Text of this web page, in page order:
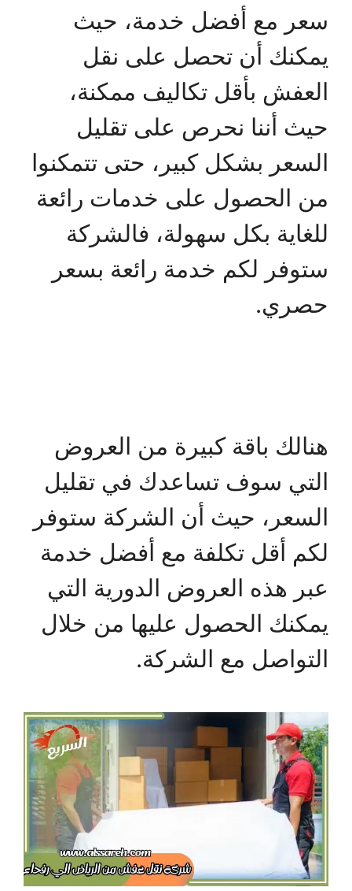
سعر مع أفضل خدمة، حيث
يمكنك أن تحصل على نقل
العفش بأقل تكاليف ممكنة،
حيث أننا نحرص على تقليل
السعر بشكل كبير، حتى تتمكنوا
من الحصول على خدمات رائعة
للغاية بكل سهولة، فالشركة
ستوفر لكم خدمة رائعة بسعر
حصري.
هنالك باقة كبيرة من العروض
التي سوف تساعدك في تقليل
السعر، حيث أن الشركة ستوفر
لكم أقل تكلفة مع أفضل خدمة
عبر هذه العروض الدورية التي
يمكنك الحصول عليها من خلال
التواصل مع الشركة.